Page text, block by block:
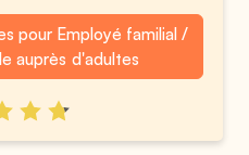
pour Employé familial /
auprès d'adultes